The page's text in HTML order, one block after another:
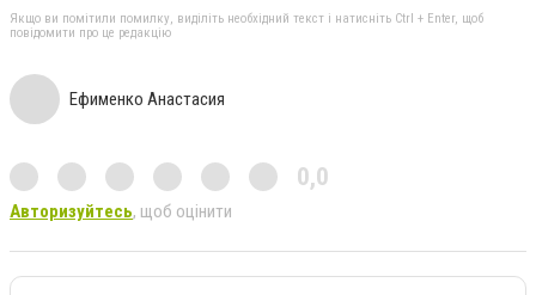
Якщо ви помітили помилку, виділіть необхідний текст і натисніть Ctrl + Enter, щоб
повідомити про це редакцію
Ефименко Анастасия
0,0
Авторизуйтесь, щоб оцінити